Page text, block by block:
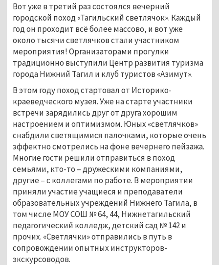
Вот уже в третий раз состоялся вечерний
городской поход «Тагильский светлячок». Каждый
год он проходит всё более массово, и вот уже
около тысячи светлячков стали участником
мероприятия! Организаторами прогулки
традиционно выступили Центр развития туризма
города Нижний Тагил и клуб туристов «Азимут».
В этом году поход стартовал от Историко-
краеведческого музея. Уже на старте участники
встречи зарядились друг от друга хорошим
настроением и оптимизмом. Юных «светлячков»
снабдили светящимися палочками, которые очень
эффектно смотрелись на фоне вечернего пейзажа.
Многие гости решили отправиться в поход
семьями, кто-то – дружескими компаниями,
другие – с коллегами по работе. В мероприятии
приняли участие учащиеся и преподаватели
образовательных учреждений Нижнего Тагила, в
том числе МОУ СОШ № 64, 44, Нижнетагильский
педагогический колледж, детский сад № 142 и
прочих. «Светлячки» отправились в путь в
сопровождении опытных инструкторов-
экскурсоводов.